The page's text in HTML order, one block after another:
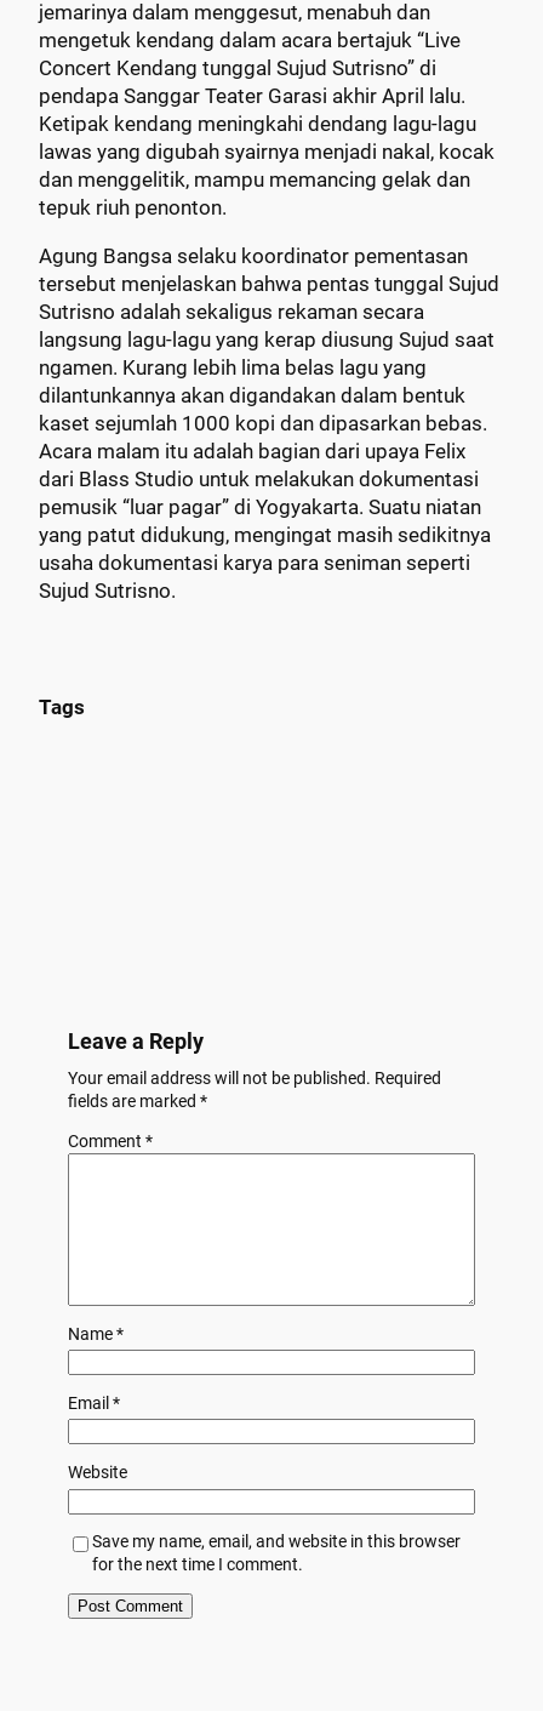
jemarinya dalam menggesut, menabuh dan
mengetuk kendang dalam acara bertajuk “Live
Concert Kendang tunggal Sujud Sutrisno” di
pendapa Sanggar Teater Garasi akhir April lalu.
Ketipak kendang meningkahi dendang lagu-lagu
lawas yang digubah syairnya menjadi nakal, kocak
dan menggelitik, mampu memancing gelak dan
tepuk riuh penonton.
Agung Bangsa selaku koordinator pementasan
tersebut menjelaskan bahwa pentas tunggal Sujud
Sutrisno adalah sekaligus rekaman secara
langsung lagu-lagu yang kerap diusung Sujud saat
ngamen. Kurang lebih lima belas lagu yang
dilantunkannya akan digandakan dalam bentuk
kaset sejumlah 1000 kopi dan dipasarkan bebas.
Acara malam itu adalah bagian dari upaya Felix
dari Blass Studio untuk melakukan dokumentasi
pemusik “luar pagar” di Yogyakarta. Suatu niatan
yang patut didukung, mengingat masih sedikitnya
usaha dokumentasi karya para seniman seperti
Sujud Sutrisno.
Tags
Leave a Reply
Your email address will not be published. Required
fields are marked *
Comment *
Name*
Email *
Website
Save my name, email, and website in this browser
for the next time I comment.